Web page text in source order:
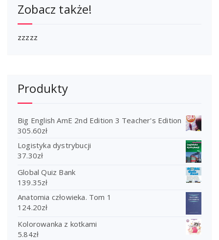
Zobacz także!
zzzzz
Produkty
Big English AmE 2nd Edition 3 Teacher's Edition
305.60zł
Logistyka dystrybucji
37.30zł
Global Quiz Bank
139.35zł
Anatomia człowieka. Tom 1
124.20zł
Kolorowanka z kotkami
5.84zł